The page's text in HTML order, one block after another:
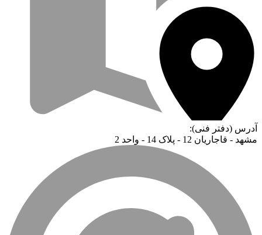
آدرس (دفتر فنی):
مشهد - قاجاریان 12 - پلاک 14 - واحد 2